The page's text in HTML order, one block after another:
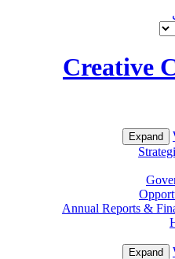
Creative
Expand
Annual Reports &
Expand